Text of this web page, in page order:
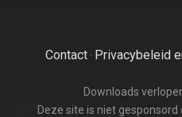
Contact· Privacybeleid
Downloads
Deze site is niet gesponsord